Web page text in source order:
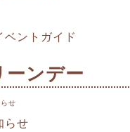
ベントガイド
ーンデー
せ
らせ